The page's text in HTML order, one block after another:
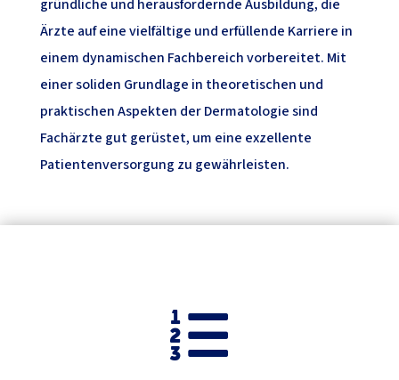
gründliche und herausfordernde Ausbildung, die
Ärzte auf eine vielfältige und erfüllende Karriere in
einem dynamischen Fachbereich vorbereitet. Mit
einer soliden Grundlage in theoretischen und
praktischen Aspekten der Dermatologie sind
Fachärzte gut gerüstet, um eine exzellente
Patientenversorgung zu gewährleisten.
